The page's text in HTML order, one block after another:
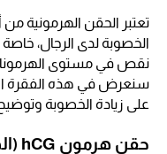
تعتبر الحقن الهرمونية من
الخصوبة لدى الرجال،
نقص في مستوى الهرمونات
سنعرض في هذه الفقرة
على زيادة الخصوبة
حقن هرمون hCG (الهرمون المشيمي البشري)